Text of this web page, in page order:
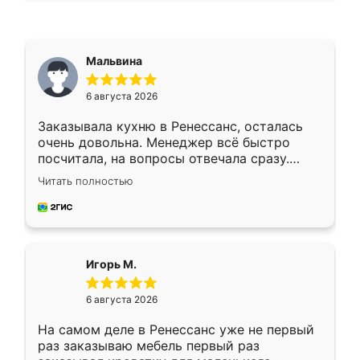
Мальвина
6 августа 2026
Заказывала кухню в Ренессанс, осталась
очень довольна. Менеджер всё быстро
посчитала, на вопросы отвечала сразу.
Замерщик приехал в субботу, подошёл к
делу со всей ответственностью. Собрали
за день, ребята работали аккуратно, даже
Читать полностью
Игорь М.
6 августа 2026
На самом деле в Ренессанс уже не первый
раз заказываю мебель первый раз